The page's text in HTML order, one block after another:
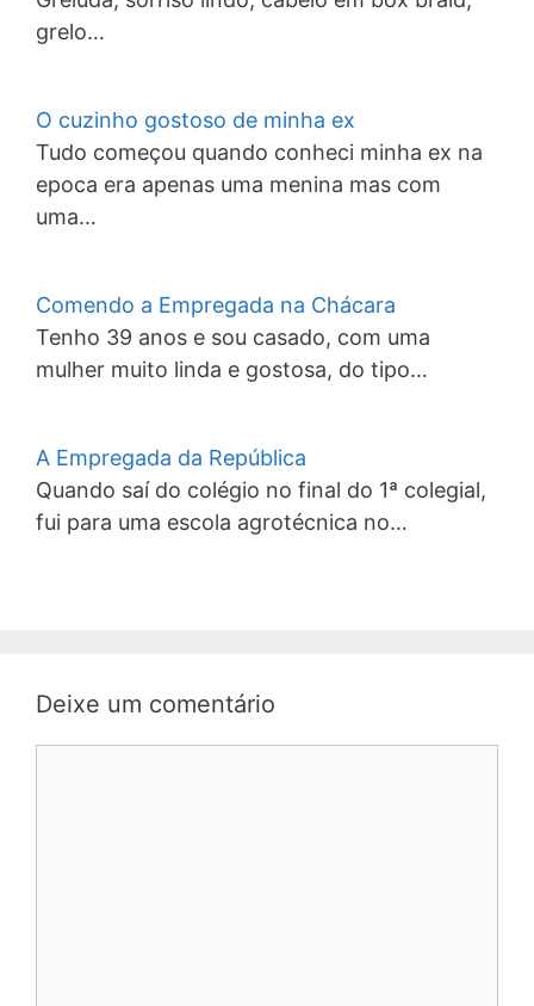
grelo…
O cuzinho gostoso de minha ex
Tudo começou quando conheci minha ex na
epoca era apenas uma menina mas com
uma…
Comendo a Empregada na Chácara
Tenho 39 anos e sou casado, com uma
mulher muito linda e gostosa, do tipo…
A Empregada da República
Quando saí do colégio no final do 1ª colegial,
fui para uma escola agrotécnica no…
Deixe um comentário